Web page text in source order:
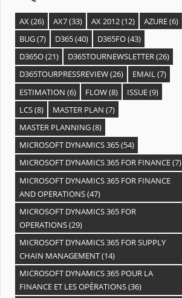
AX(26) AX7(33) AX 2012(12) AZURE(6)
BUG(7) D365(40) D365FO(43)
D365O(21) D365TOURNEWSLETTER(26)
D365TOURPRESSREVIEW(26) EMAIL(7)
ESTIMATION (6) FLOW(8) ISSUE(9)
LCS(8) MASTER PLAN (7)
MASTER PLANNING(8)
MICROSOFT DYNAMICS 365(54)
MICROSOFT DYNAMICS 365 FOR FINANCE(7)
MICROSOFT DYNAMICS 365 FOR FINANCE
AND OPERATIONS(47)
MICROSOFT DYNAMICS 365 FOR
OPERATIONS(29)
MICROSOFT DYNAMICS 365 FOR SUPPLY
CHAIN MANAGEMENT(14)
MICROSOFT DYNAMICS 365 POUR LA
FINANCE ET LES OPÉRATIONS(36)